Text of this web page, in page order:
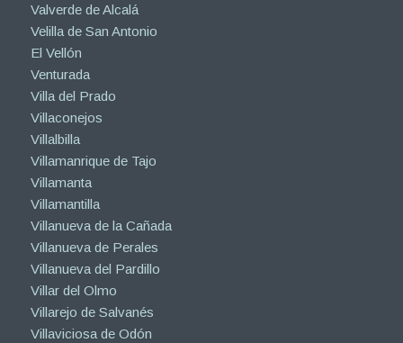
Valverde de Alcalá
Velilla de San Antonio
El Vellón
Venturada
Villa del Prado
Villaconejos
Villalbilla
Villamanrique de Tajo
Villamanta
Villamantilla
Villanueva de la Cañada
Villanueva de Perales
Villanueva del Pardillo
Villar del Olmo
Villarejo de Salvanés
Villaviciosa de Odón